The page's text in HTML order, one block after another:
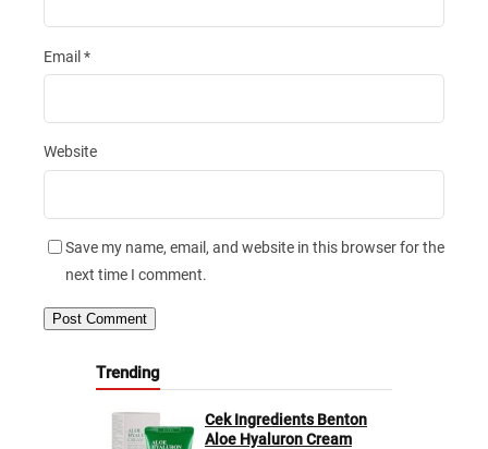
Email*
Website
Save my name, email, and website in this browser for the
next time I comment.
Trending
Cek Ingredients Benton
Aloe Hyaluron Cream